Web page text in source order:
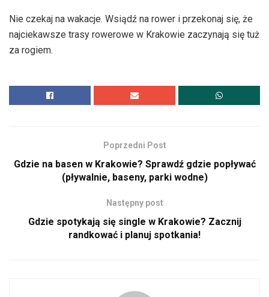
Nie czekaj na wakacje. Wsiądź na rower i przekonaj się, że
najciekawsze trasy rowerowe w Krakowie zaczynają się tuż
za rogiem.
Poprzedni Post
Gdzie na basen w Krakowie? Sprawdź gdzie popływać
(pływalnie, baseny, parki wodne)
Następny post
Gdzie spotykają się single w Krakowie? Zacznij
randkować i planuj spotkania!